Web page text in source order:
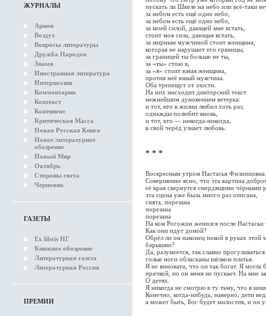
ЖУРНАЛЫ
Арион
Воздух
Вопросы литературы
Дружба Народов
Знамя
Иностранная литература
Интерпоэзия
Комментарии
Контекст
Континент
Критическая Масса
Новая Русская Книга
Новое литературное
обозрение
Новый Мир
Октябрь
Стороны света
Черновик
ГАЗЕТЫ
Ex libris НГ
Книжное обозрение
Литературная газета
Литературная Россия
ПРЕМИИ
пускать ли Шкеле на небо или всё-таки
за небом есть ещё одно небо,
за небом есть ещё одно небо,
за моей силой, дающей мне встать,
стоит моя сила, дающая встать,
за мирным мужчиной стоит женщина,
которая не нарушает его границы,
за границей ты больше не ты,
за «ты» стою я,
за «я» стоит юная женщина,
против неё юный мужчина.
Оба трепещут от злости.
На них нисходит дикторский текст
нежнейшим дуновением ветерка:
и тот, кто в жизни любил хоть раз,
однажды полюбит вновь,
и тот, кто — никогда-никогда,
в свой черёд узнает любовь.
* * *
Воскресным утром Настасья
Совершенно ясно, что эта картина
её края свернутся смердящими чёрными
эта сцена уже была много раз описана,
снята, порезана
порезана
порезана
На ком Рогожин женился после
Как они идут домой?
Обрёл ли он наконец покой в руках этой
барышни?
Да, разумеется, так славно
голые ноги обласканы шёлком платья.
Я не виновата, что он так богат. Я могла
прачкой, но он меня не пускает. На мне
О детях.
Я никогда не смотрю в ту тьму, что в
Конечно, когда-нибудь, наверно, дети
а может быть, Бог будет милостив, и он